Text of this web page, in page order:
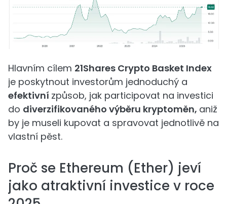
Hlavním cílem 21Shares Crypto Basket Index
je poskytnout investorům jednoduchý a
efektivní způsob, jak participovat na investici
do diverzifikovaného výběru kryptoměn, aniž
by je museli kupovat a spravovat jednotlivě na
vlastní pěst.
Proč se Ethereum (Ether) jeví
jako atraktivní investice v roce